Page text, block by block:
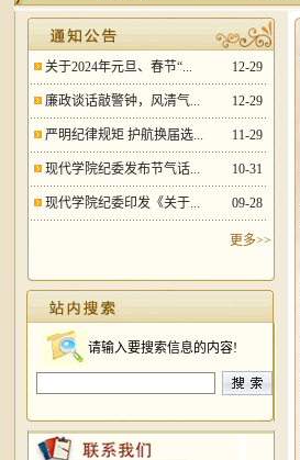
关于2024年元旦、春节“... 12-29
廉政谈话敲警钟，风清气... 12-29
严明纪律规矩 护航换届选... 11-29
现代学院纪委发布节气话... 10-31
现代学院纪委印发《关于... 09-28
更多>>
请输入要搜索信息的内容!